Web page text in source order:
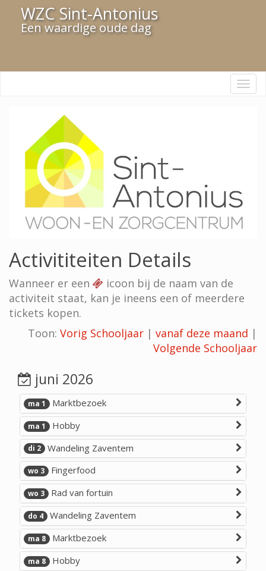
WZC Sint-Antonius
Een waardige oude dag
Activititeiten Details
Wanneer er een
icoon bij de naam van de
activiteit staat, kan je ineens een of meerdere
tickets kopen.
Toon: Vorig Schooljaar | vanaf deze maand |
Volgende Schooljaar
juni 2026
ma 1 Marktbezoek
ma 1 Hobby
di 2 Wandeling Zaventem
wo 3 Fingerfood
wo 3 Rad van fortuin
do 4 Wandeling Zaventem
ma 8 Marktbezoek
ma 8 Hobby